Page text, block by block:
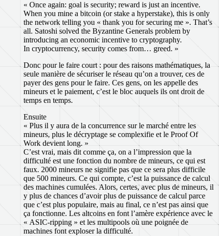
« Once again: goal is security; reward is just an incentive.
When you mine a bitcoin (or stake a hyperstake), this is only
the network telling you « thank you for securing me ». That’s
all. Satoshi solved the Byzantine Generals problem by
introducing an economic incentive to cryptography.
In cryptocurrency, security comes from… greed. »
Donc pour le faire court : pour des raisons mathématiques, la
seule manière de sécuriser le réseau qu’on a trouver, ces de
payer des gens pour le faire. Ces gens, on les appelle des
mineurs et le paiement, c’est le bloc auquels ils ont droit de
temps en temps.
Ensuite
« Plus il y aura de la concurrence sur le marché entre les
mineurs, plus le décryptage se complexifie et le Proof Of
Work devient long. »
C’est vrai, mais dit comme ça, on a l’impression que la
difficulté est une fonction du nombre de mineurs, ce qui est
faux. 2000 mineurs ne signifie pas que ce sera plus difficile
que 500 mineurs. Ce qui compte, c’est la puissance de calcul
des machines cumulées. Alors, certes, avec plus de mineurs, il
y plus de chances d’avoir plus de puissance de calcul parce
que c’est plus populaire, mais au final, ce n’est pas ainsi que
ça fonctionne. Les altcoins en font l’amère expérience avec le
« ASIC-ripping » et les multipools où une poignée de
machines font exploser la difficulté.